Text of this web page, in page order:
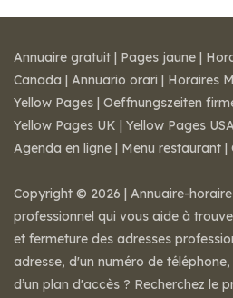
Annuaire gratuit | Pages jaune |
Canada | Annuario orari | Horaires
Yellow Pages | Oeffnungszeiten
Yellow Pages UK | Yellow Pages
Agenda en ligne | Menu restaurant |
Copyright © 2026 | Annuaire-horaire
professionnel qui vous aide à
et fermeture des adresses
adresse, d'un numéro de téléphone,
d’un plan d'accès ? Recherchez le